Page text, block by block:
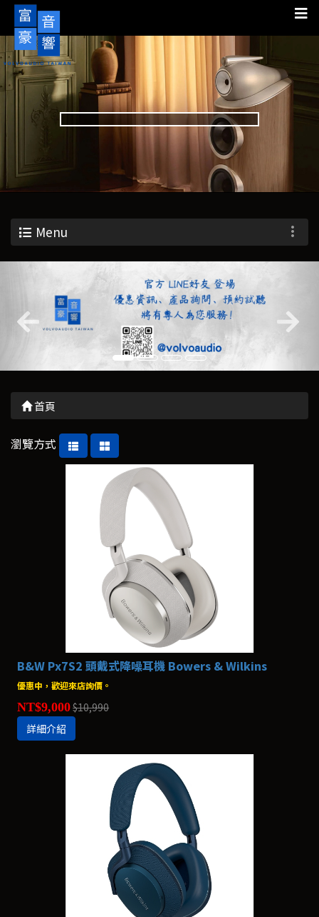
Menu
首頁
瀏覽方式
B&W Px7S2 頭戴式降噪耳機 Bowers & Wilkins
優惠中，歡迎來店詢價。
NT$9,000$10,990
詳細介紹